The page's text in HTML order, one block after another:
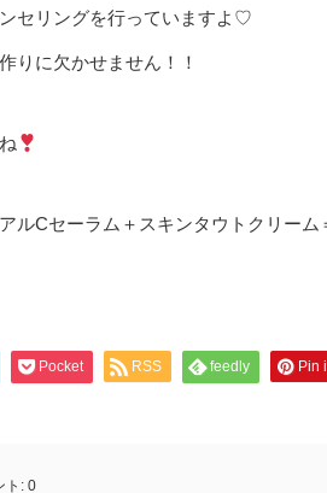
セリングを行っていますよ♡
りに欠かせません！！
ルCセーラム＋スキンタウトクリー
Pocket RSS feedly Pin
ト: 0